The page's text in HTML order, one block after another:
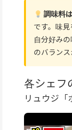
調味料
です。味見
自分好み
のバランス
各シェフ
リュウジ「